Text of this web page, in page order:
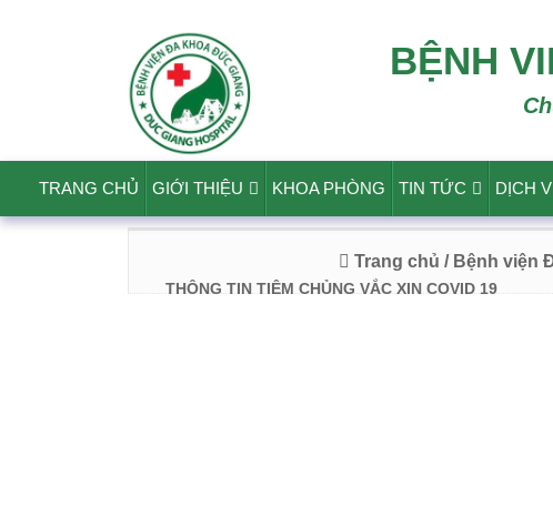
BỆNH
TRANG CHỦ GIỚI THIỆU KHOA PHÒNG TIN TỨC DỊCH
Trang chủ / Bệnh viện
THÔNG TIN TIÊM CHỦNG VẮC XIN COVID 19